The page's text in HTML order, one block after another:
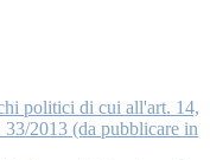
politici di cui all'art. 14,
2013 (da pubblicare in